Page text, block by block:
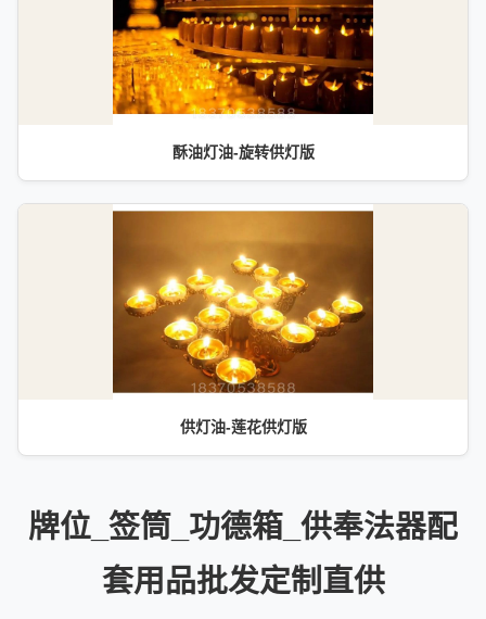
酥油灯油-旋转供灯版
供灯油-莲花供灯版
牌位_签筒_功德箱_供奉法器配
套用品批发定制直供